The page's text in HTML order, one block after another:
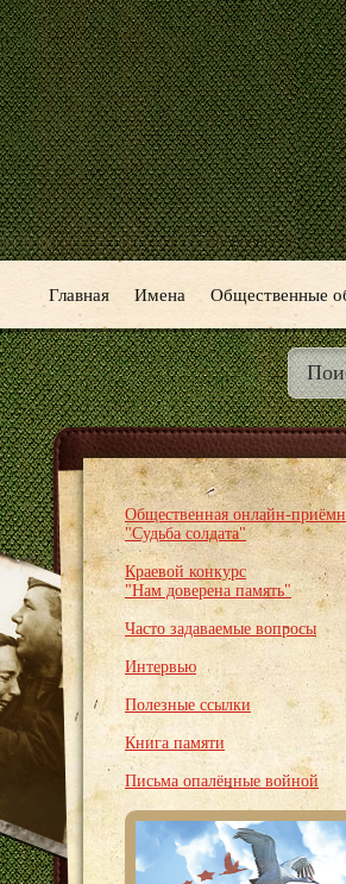
Главная Имена Общественные
Общественная онлайн-
"Судьба солдата"
Краевой конкурс
"Нам доверена память"
Часто задаваемые вопросы
Интервью
Полезные ссылки
Книга памяти
Письма опалённые войной